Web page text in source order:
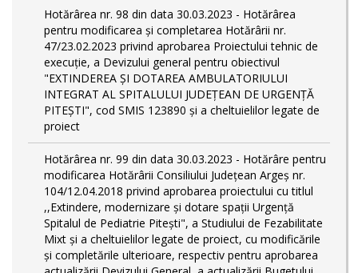
Hotărârea nr. 98 din data 30.03.2023 - Hotărârea
pentru modificarea și completarea Hotărârii nr.
47/23.02.2023 privind aprobarea Proiectului tehnic de
execuție, a Devizului general pentru obiectivul
"EXTINDEREA ȘI DOTAREA AMBULATORIULUI
INTEGRAT AL SPITALULUI JUDEȚEAN DE URGENȚĂ
PITEȘTI", cod SMIS 123890 și a cheltuielilor legate de
proiect
Hotărârea nr. 99 din data 30.03.2023 - Hotărâre pentru
modificarea Hotărârii Consiliului Județean Argeș nr.
104/12.04.2018 privind aprobarea proiectului cu titlul
,,Extindere, modernizare și dotare spații Urgență
Spitalul de Pediatrie Pitești", a Studiului de Fezabilitate
Mixt și a cheltuielilor legate de proiect, cu modificările
și completările ulterioare, respectiv pentru aprobarea